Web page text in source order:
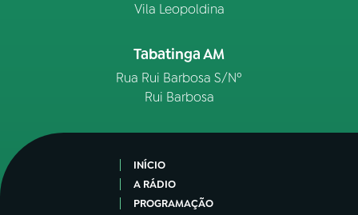
Vila Leopoldina
Tabatinga AM
Rua Rui Barbosa S/Nº
Rui Barbosa
INÍCIO
A RÁDIO
PROGRAMAÇÃO